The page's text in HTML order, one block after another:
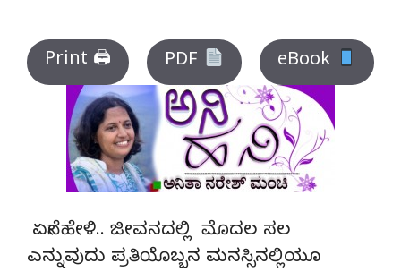
Print 🖨 PDF eBook
ಏನೇ ಹೇಳಿ.. ಜೀವನದಲ್ಲಿ ಮೊದಲ ಸಲ
ಎನ್ನುವುದು ಪ್ರತಿಯೊಬ್ಬನ ಮನಸ್ಸಿನಲ್ಲಿಯೂ